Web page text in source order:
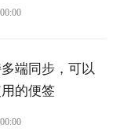
端同步，可以
的便签